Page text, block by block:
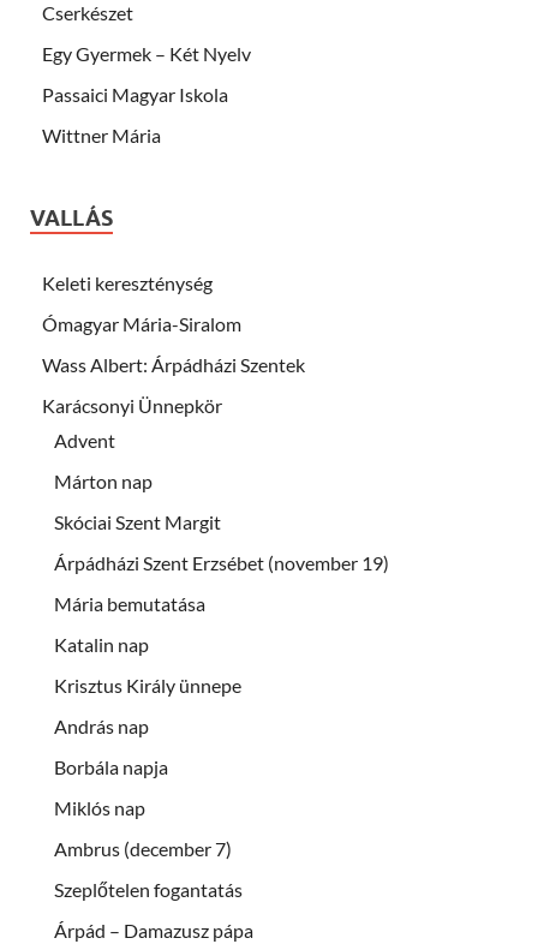
Cserkészet
Egy Gyermek – Két Nyelv
Passaici Magyar Iskola
Wittner Mária
VALLÁS
Keleti kereszténység
Ómagyar Mária-Siralom
Wass Albert: Árpádházi Szentek
Karácsonyi Ünnepkör
Advent
Márton nap
Skóciai Szent Margit
Árpádházi Szent Erzsébet (november 19)
Mária bemutatása
Katalin nap
Krisztus Király ünnepe
András nap
Borbála napja
Miklós nap
Ambrus (december 7)
Szeplőtelen fogantatás
Árpád – Damazusz pápa